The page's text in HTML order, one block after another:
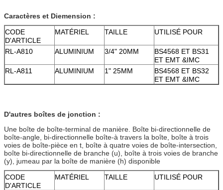
Caractères et Diemension :
CODE
D'ARTICLE
MATÉRIEL TAILLE UTILISÉ POUR
RL-A810 ALUMINIUM 3/4" 20MM
BS4568 ET BS31
ET EMT &IMC
RL-A811
ALUMINIUM 1" 25MM
BS4568 ET BS32
ET EMT &IMC
D'autres boîtes de jonction :
Une boîte de boîte-terminal de manière. Boîte bi-directionnelle de
boîte-angle, bi-directionnelle boîte-à travers la boîte, boîte à trois
voies de boîte-pièce en t, boîte à quatre voies de boîte-intersection,
boîte bi-directionnelle de branche (u), boîte à trois voies de branche
(y), jumeau par la boîte de manière (h) disponible
CODE
D'ARTICLE
MATÉRIEL TAILLE UTILISÉ POUR